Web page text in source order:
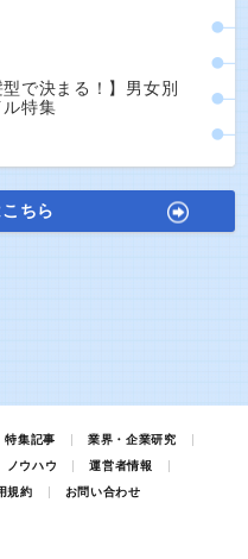
型で決まる！】男女別
ル特集
ちら
特集記事
業界・企業研究
ノウハウ
運営者情報
規約 お問い合わせ